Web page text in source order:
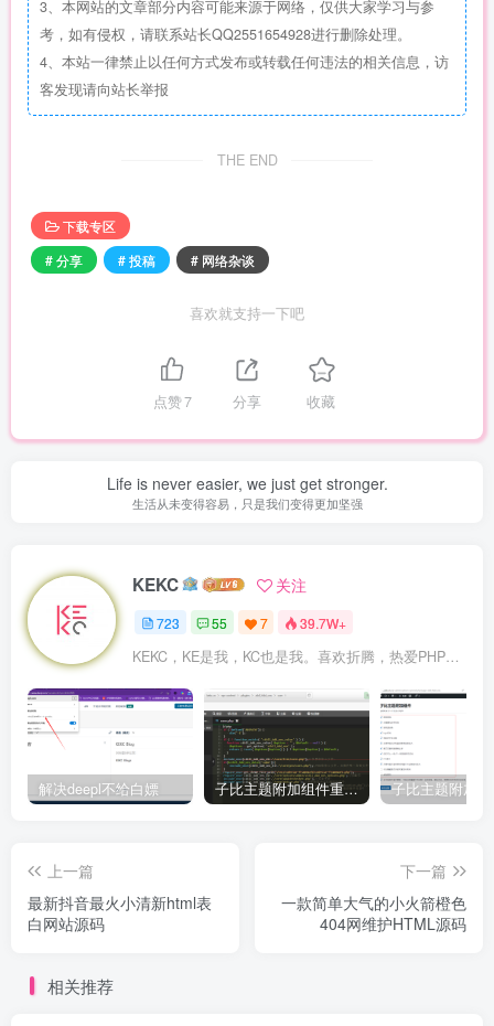
3、本网站的文章部分内容可能来源于网络，仅供大家学习与参
考，如有侵权，请联系站长QQ2551654928进行删除处理。
4、本站一律禁止以任何方式发布或转载任何违法的相关信息，访
客发现请向站长举报
THE END
下载专区
# 分享
# 投稿 # 网络杂谈
喜欢就支持一下吧
点赞7 分享 收藏
Life is never easier, we just get stronger.
生活从未变得容易，只是我们变得更加坚强
KEKC 关注
723 55 7 39.7W+
KEKC，KE是我，KC也是我。喜欢折腾，热爱PHP及WordPress，在学go语言，专注于技术与分享，开发过程序，维护过企业网站。
解决deepl不给白嫖 子比主题附加组件重构版插件 子比主题附加
上一篇
最新抖音最火小清新html表
白网站源码
下一篇
一款简单大气的小火箭橙色
404网维护HTML源码
相关推荐